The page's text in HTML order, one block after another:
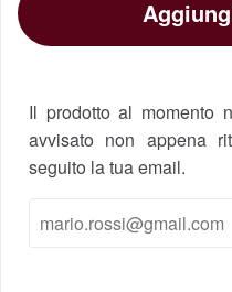
Il prodotto al momento
avvisato non appena
seguito la tua email.